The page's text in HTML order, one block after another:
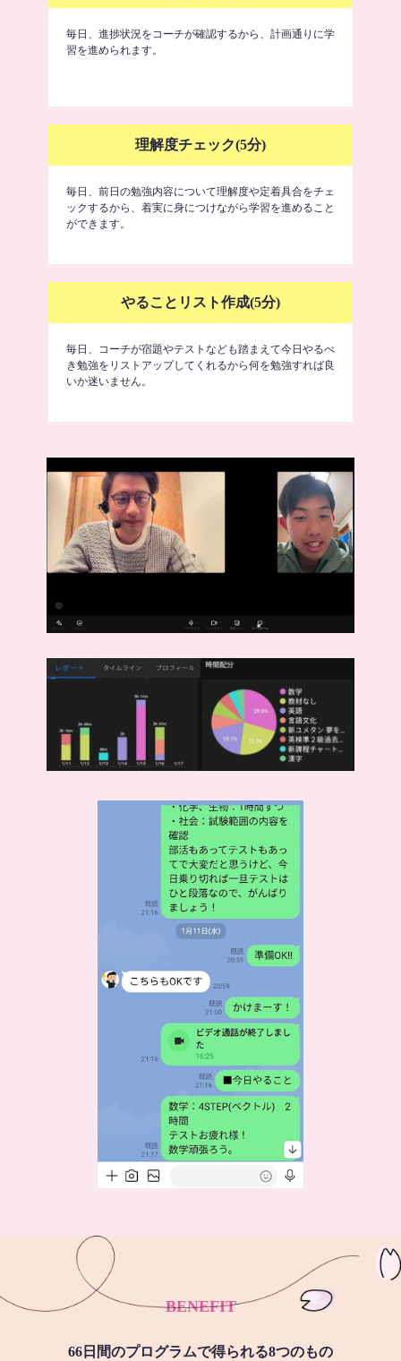
毎日、進捗状況をコーチが確認するから、計画通りに学
習を進められます。
理解度チェック(5分)
毎日、前日の勉強内容について理解度や定着具合をチェ
ックするから、着実に身につけながら学習を進めること
ができます。
やることリスト作成(5分)
毎日、コーチが宿題やテストなども踏まえて今日やるべ
き勉強をリストアップしてくれるから何を勉強すれば良
いか迷いません。
BENEFIT
66日間のプログラムで得られる8つのもの